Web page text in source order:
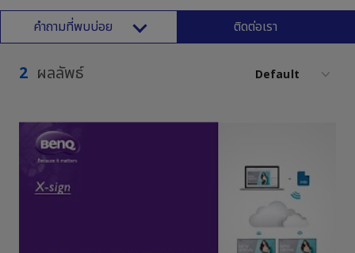
คำถามที่พบบ่อย ติดต่อเรา
2 ผลลัพธ์ Default